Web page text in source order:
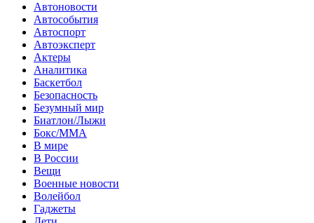
Автоновости
Автособытия
Автоспорт
Автоэксперт
Актеры
Аналитика
Баскетбол
Безопасность
Безумный мир
Биатлон/Лыжи
Бокс/MMA
В мире
В России
Вещи
Военные новости
Волейбол
Гаджеты